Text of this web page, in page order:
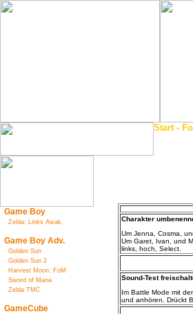
Start-
Game Boy
Zelda: Links Awak.
Game Boy Adv.
Golden Sun
Golden Sun 2
Harvest Moon: FoM
Sword of Mana
Zelda TMC
GameCube
Charakter
Um Jenna, Cosma,
Um Garet, Ivan, und
links, hoch, Select.
Sound-Test
Im Battle Mode mit
und anhören. Drückt